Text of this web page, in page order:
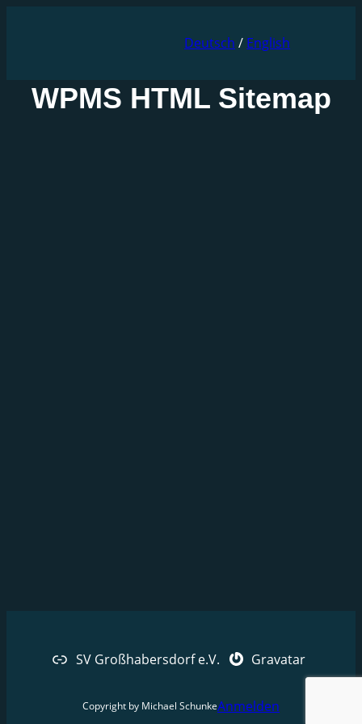
Deutsch / English
WPMS HTML Sitemap
SV Großhabersdorf e.V. Gravatar
Copyright by Michael SchunkeAnmelden